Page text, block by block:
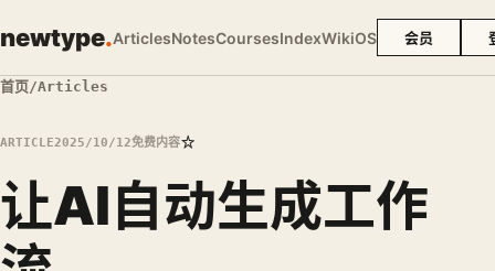
newtype.ArticlesNotesCoursesIndexWikiOS 会员
首页/Articles
ARTICLE2025/10/12免费内容☆
让AI自动生成工作